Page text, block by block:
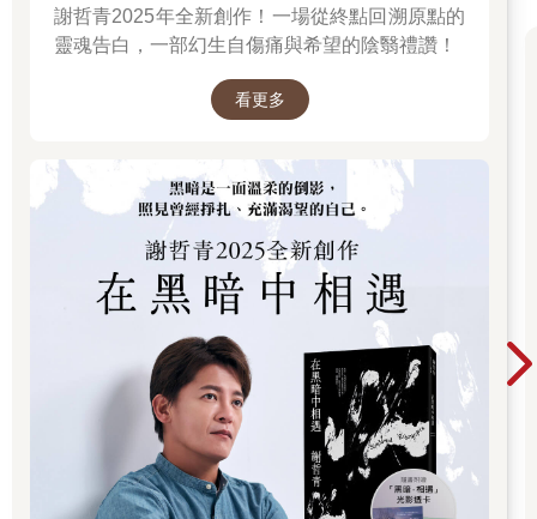
謝哲青2025年全新創作！一場從終點回溯原點的
靈魂告白，一部幻生自傷痛與希望的陰翳禮讚！
看更多